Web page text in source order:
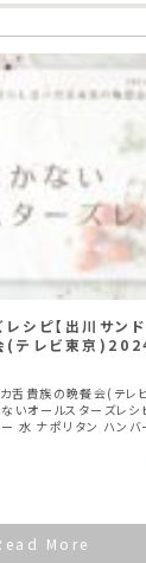
シピ【出川サン
(テレビ東京
舌貴族の晩餐会(テレ
いオールスターズレシ
水 ナポリタン ハン